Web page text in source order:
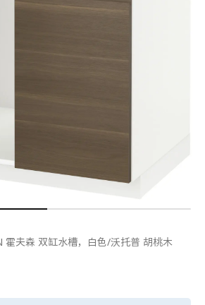
霍夫森 双缸水槽，白色/沃托普 胡桃木